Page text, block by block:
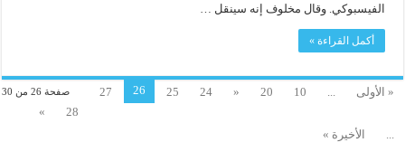
الفيسبوكي. وقال مخلوف إنه سينقل …
أكمل القراءة »
صفحة 26 من 30 « الأولى 10
20
«
24
25
26
27
28
»
الأخيرة »